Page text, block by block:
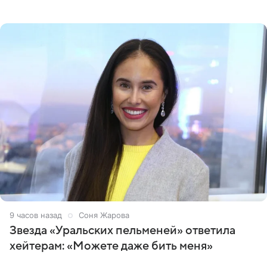
9 часов назад Соня Жарова
Звезда «Уральских пельменей» ответила
хейтерам: «Можете даже бить меня»